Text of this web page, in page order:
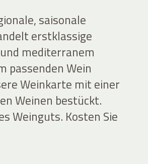
saisonale
erstklassige
mediterranem
passenden Wein
Weinkarte mit einer
Weinen bestückt.
Weinguts. Kosten Sie